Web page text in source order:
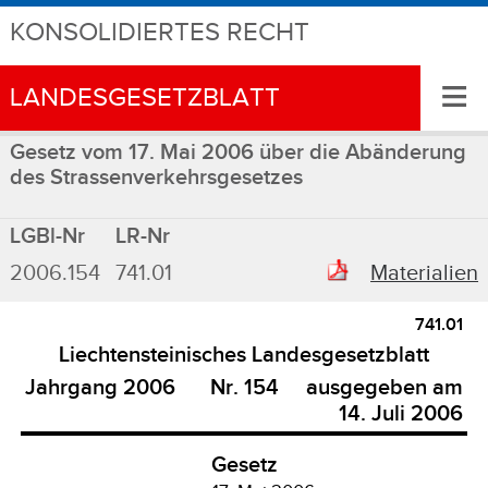
KONSOLIDIERTES RECHT
LANDESGESETZBLATT ≡
Gesetz vom 17. Mai 2006 über die Abänderung
des Strassenverkehrsgesetzes
LGBl-Nr
LR-Nr
2006.154 741.01 Materialien